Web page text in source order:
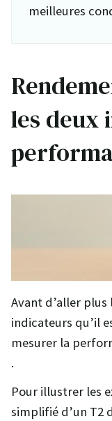
meilleures
les deux
Avant d’aller
indicateurs qu’il
mesurer la
.
Pour illustrer les
simplifié d’un T2